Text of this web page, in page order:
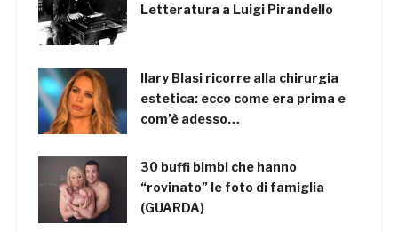
Letteratura a Luigi Pirandello
Ilary Blasi ricorre alla chirurgia
estetica: ecco come era prima e
com’è adesso…
30 buffi bimbi che hanno
“rovinato” le foto di famiglia
(GUARDA)